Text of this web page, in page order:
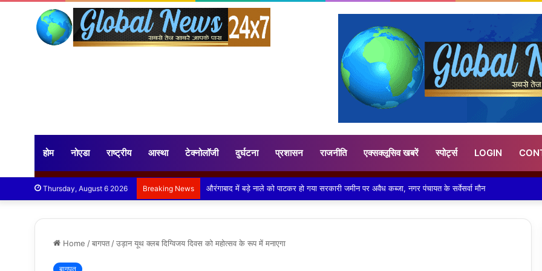
होम नोएडा राष्ट्रीय आस्था टेक्नोलॉजी दुर्घटना प्रशासन राजनीति एक्सक्लूसिव खबरें स्पोर्ट्स LOGIN
Thursday, August 6 2026 Breaking News GNIOT के विद्युत अभियांत्रिकी विभाग का ओरिएंटेशन कार्यक्रम (प्रथम दिवस) 2026 भव्य आयोजन
Home /बागपत /उड़ान यूथ क्लब दिग्विजय दिवस को महोत्सव के रूप में मनाएगा
बागपत